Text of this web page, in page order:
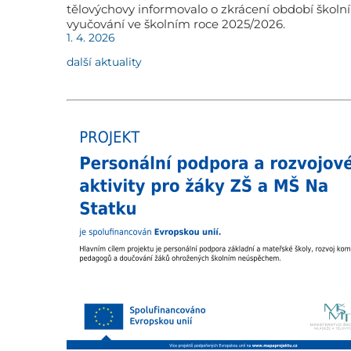
tělovýchovy informovalo o zkrácení období
vyučování ve školním roce 2025/2026.
1. 4. 2026
další aktuality